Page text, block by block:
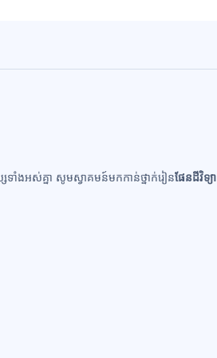
ាំងអស់គ្នា សូមស្វាគមន៍មកកាន់ថ្នាក់រៀនផែនដីវិទ្យា